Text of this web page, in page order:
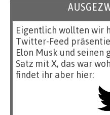
Eigentlich wollten wir
Twitter-Feed
Elon Musk und seinen
Satz mit X, das war
findet ihr aber hier: